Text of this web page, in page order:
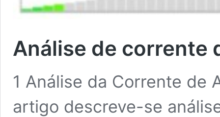
Análise de corrente
1 Análise da Corrente de
artigo descreve-se